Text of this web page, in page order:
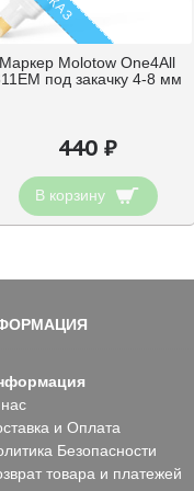
Маркер Molotow One4All
под закачку 4-8 мм
440 ₽
В корзину
и Оплата
Безопасности
товара и платежей